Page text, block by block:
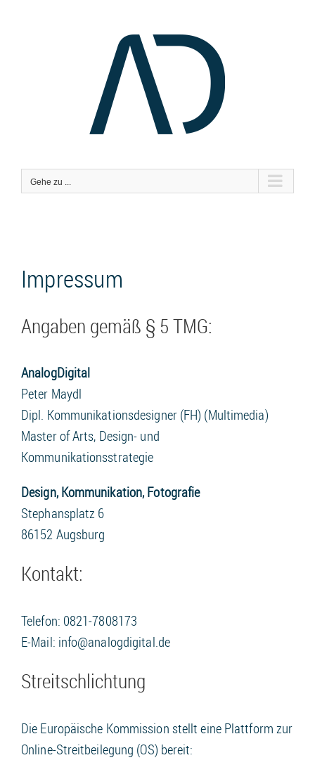
Gehe zu ...
Impressum
Angaben gemäß § 5 TMG:
AnalogDigital
Peter Maydl
Dipl. Kommunikationsdesigner (FH) (Multimedia)
Master of Arts, Design- und
Kommunikationsstrategie
Design, Kommunikation, Fotografie
Stephansplatz 6
86152 Augsburg
Kontakt:
Telefon: 0821-7808173
E-Mail: info@analogdigital.de
Streitschlichtung
Die Europäische Kommission stellt eine Plattform zur
Online-Streitbeilegung (OS) bereit: